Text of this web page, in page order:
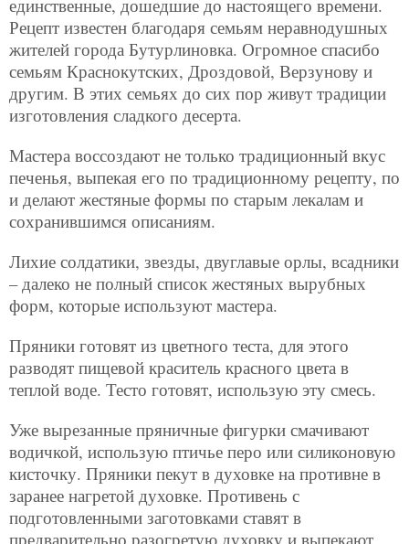
единственные, дошедшие до настоящего времени.
Рецепт известен благодаря семьям неравнодушных
жителей города Бутурлиновка. Огромное спасибо
семьям Краснокутских, Дроздовой, Верзунову и
другим. В этих семьях до сих пор живут традиции
изготовления сладкого десерта.
Мастера воссоздают не только традиционный вкус
печенья, выпекая его по традиционному рецепту, по
и делают жестяные формы по старым лекалам и
сохранившимся описаниям.
Лихие солдатики, звезды, двуглавые орлы, всадники
– далеко не полный список жестяных вырубных
форм, которые используют мастера.
Пряники готовят из цветного теста, для этого
разводят пищевой краситель красного цвета в
теплой воде. Тесто готовят, использую эту смесь.
Уже вырезанные пряничные фигурки смачивают
водичкой, использую птичье перо или силиконовую
кисточку. Пряники пекут в духовке на противне в
заранее нагретой духовке. Противень с
подготовленными заготовками ставят в
предварительно разогретую духовку и выпекают